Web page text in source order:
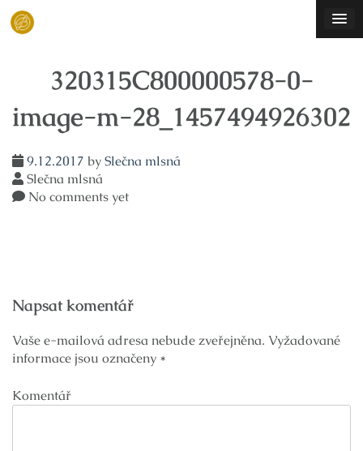
Skip
320315C800000578-0-
image-m-28_1457494926302
9.12.2017 bySlečna mlsná
Slečna mlsná
No comments yet
pro
příspěvek
Napsat komentář
Vaše e-mailová adresa nebude zveřejněna. Vyžadované
informace jsou označeny *
Komentář